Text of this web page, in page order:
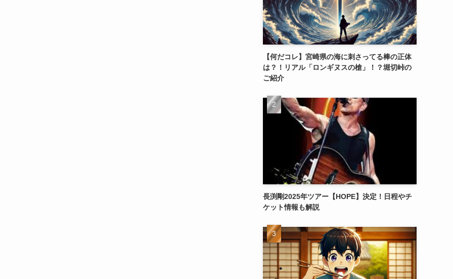
【何だコレ】宮崎県の海に刺さってる棒の正体
は？！リアル「ロンギヌスの槍」！？堀切峠の
ご紹介
長渕剛2025年ツアー【HOPE】決定！日程やチ
ケット情報も解説